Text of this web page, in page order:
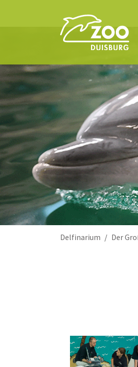
(Kopie 1)
Delfinarium Der